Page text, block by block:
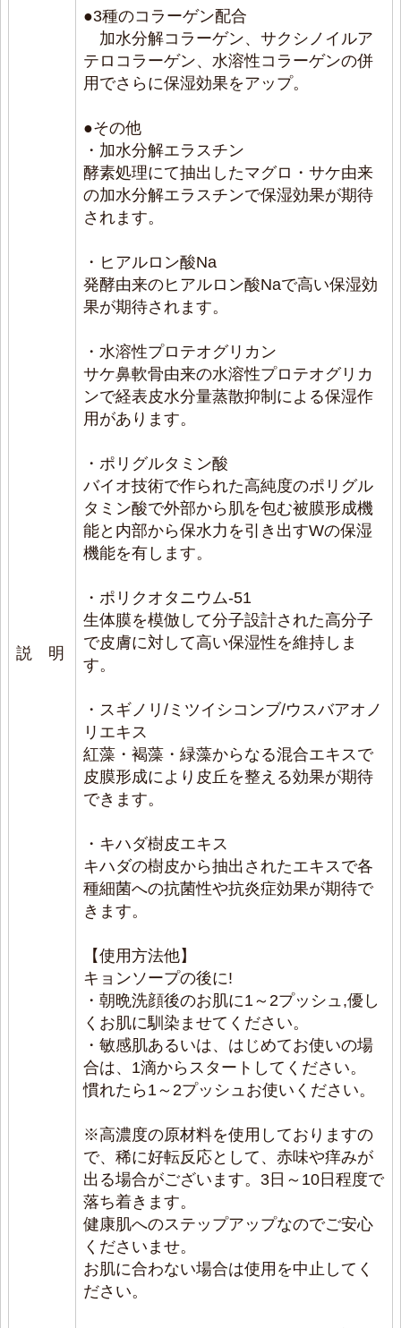
説 明
●3種のコラーゲン配合
加水分解コラーゲン、サクシノイルア
テロコラーゲン、水溶性コラーゲンの併
用でさらに保湿効果をアップ。
●その他
・加水分解エラスチン
酵素処理にて抽出したマグロ・サケ由来
の加水分解エラスチンで保湿効果が期待
されます。
・ヒアルロン酸Na
発酵由来のヒアルロン酸Naで高い保湿効
果が期待されます。
・水溶性プロテオグリカン
サケ鼻軟骨由来の水溶性プロテオグリカ
ンで経表皮水分量蒸散抑制による保湿作
用があります。
・ポリグルタミン酸
バイオ技術で作られた高純度のポリグル
タミン酸で外部から肌を包む被膜形成機
能と内部から保水力を引き出すWの保湿
機能を有します。
・ポリクオタニウム-51
生体膜を模倣して分子設計された高分子
で皮膚に対して高い保湿性を維持しま
す。
・スギノリ/ミツイシコンブ/ウスバアオノ
リエキス
紅藻・褐藻・緑藻からなる混合エキスで
皮膜形成により皮丘を整える効果が期待
できます。
・キハダ樹皮エキス
キハダの樹皮から抽出されたエキスで各
種細菌への抗菌性や抗炎症効果が期待で
きます。
【使用方法他】
キョンソープの後に!
・朝晩洗顔後のお肌に1～2プッシュ,優し
くお肌に馴染ませてください。
・敏感肌あるいは、はじめてお使いの場
合は、1滴からスタートしてください。
慣れたら1～2プッシュお使いください。
※高濃度の原材料を使用しておりますの
で、稀に好転反応として、赤味や痒みが
出る場合がございます。3日～10日程度で
落ち着きます。
健康肌へのステップアップなのでご安心
くださいませ。
お肌に合わない場合は使用を中止してく
ださい。